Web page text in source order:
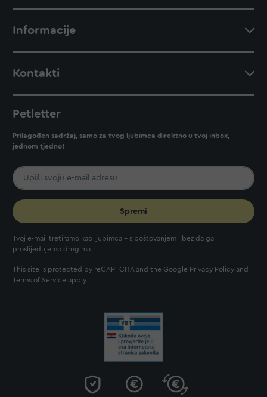
Informacije
Kontakti
Petletter
Prilagođen sadržaj, samo za tvog ljubimca direktno u tvoj inbox,
jednom tjedno!
Spremi
Tvoj e-mail tretiramo kao ljubimca - s poštovanjem i bez da ga
proslijeđujemo drugima.
This site is protected by reCAPTCHA and the Google Privacy Policy and
Terms of Service apply.